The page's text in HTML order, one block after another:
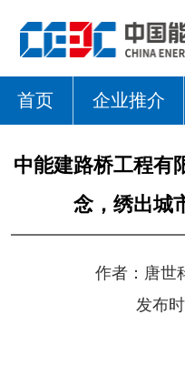
首页 企业推介
中能建路桥工程有
念，绣出城
作者： 唐世
发布